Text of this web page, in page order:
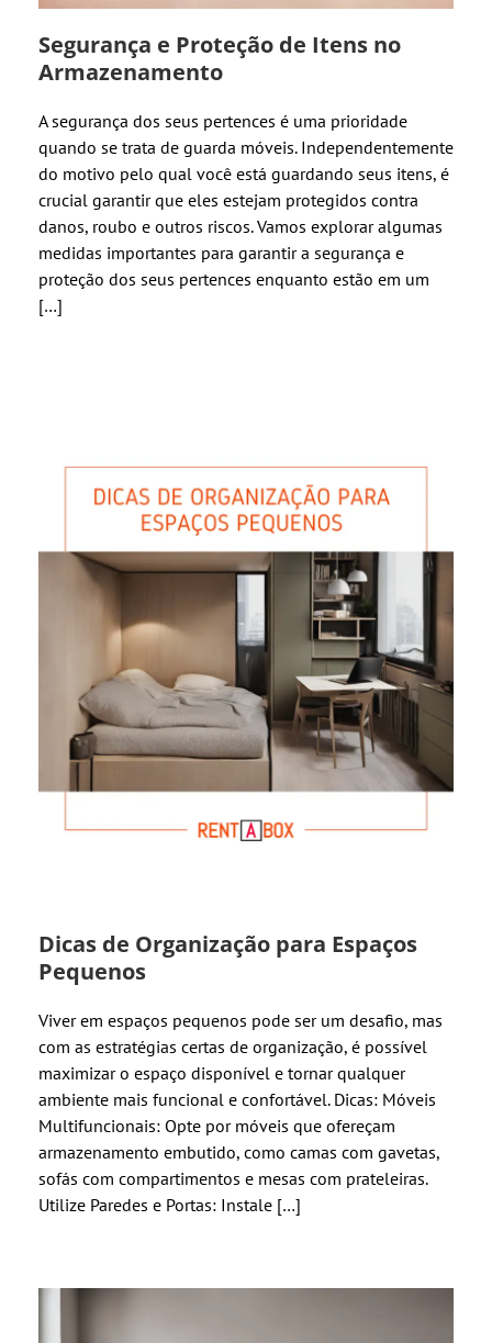
Segurança e Proteção de Itens no
Armazenamento
A segurança dos seus pertences é uma prioridade
quando se trata de guarda móveis. Independentemente
do motivo pelo qual você está guardando seus itens, é
crucial garantir que eles estejam protegidos contra
danos, roubo e outros riscos. Vamos explorar algumas
medidas importantes para garantir a segurança e
proteção dos seus pertences enquanto estão em um
[…]
Dicas de Organização para Espaços
Pequenos
Viver em espaços pequenos pode ser um desafio, mas
com as estratégias certas de organização, é possível
maximizar o espaço disponível e tornar qualquer
ambiente mais funcional e confortável. Dicas: Móveis
Multifuncionais: Opte por móveis que ofereçam
armazenamento embutido, como camas com gavetas,
sofás com compartimentos e mesas com prateleiras.
Utilize Paredes e Portas: Instale […]